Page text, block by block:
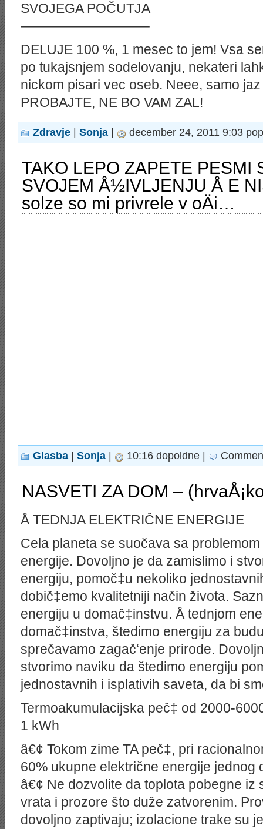
SVOJEGA POČUTJA
—————————–
DELUJE 100 %, 1 mesec to jem! Vsa
po tukajsnjem sodelovanju, nekateri
nickom pisari vec oseb. Neee, samo
PROBAJTE, NE BO VAM ZAL!
Zdravje Sonja december 24, 2011 9:03
TAKO LEPO ZAPETE PESMI
SVOJEM Å½IVLJENJU Å E
solze so mi privrele v oÄi…
Glasba Sonja 10:16 dopoldne |
NASVETI ZA DOM –
Å TEDNJA ELEKTRIČNE ENERGIJE
Cela planeta se suočava sa
energije. Dovoljno je da zamislimo i
energiju, pomoč‡u nekoliko
dobič‡emo kvalitetniji način života.
energiju u domač‡instvu. Å tednjom
domač‡instva, štedimo energiju za
sprečavamo zagač‘enje prirode.
stvorimo naviku da štedimo energiju
jednostavnih i isplativih saveta, da bi
Termoakumulacijska peč‡ od 2000-
1 kWh
â€¢ Tokom zime TA peč‡, pri
60% ukupne električne energije jednog
â€¢ Ne dozvolite da toplota pobegne iz
vrata i prozore što duže zatvorenim.
dovoljno zaptivaju; izolacione trake su